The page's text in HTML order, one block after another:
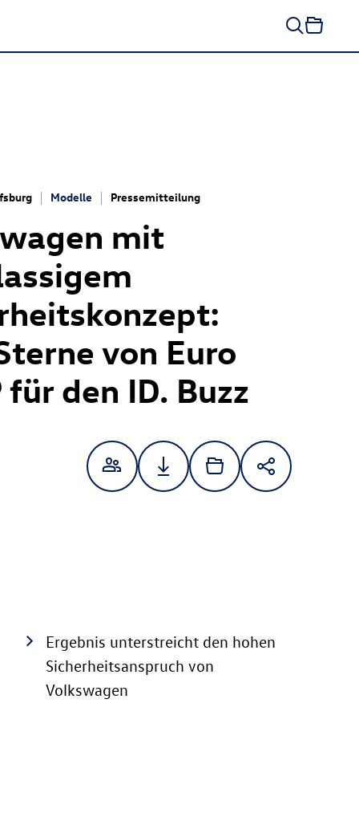
Modelle Pressemitteilung
mit
von Euro
für den ID. Buzz
Ergebnis unterstreicht den hohen
Sicherheitsanspruch von
Volkswagen